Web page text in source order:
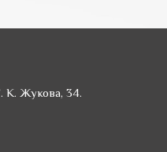
К. Жукова, 34.